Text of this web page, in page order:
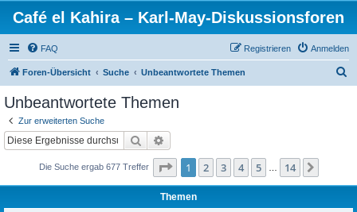
Café el Kahira – Karl-May-Diskussionsforen
FAQ Anmelden
Registrieren
Foren-Übersicht Suche Unbeantwortete Themen
Unbeantwortete Themen
Zur erweiterten Suche
Suche
Die Suche ergab 677 Treffer Seite 1von 14
1 2 3 4 5 14
Themen